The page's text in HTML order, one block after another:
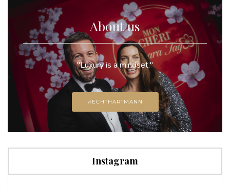
About us
"Luxury is a mindset."
#ECHTHARTMANN
Instagram